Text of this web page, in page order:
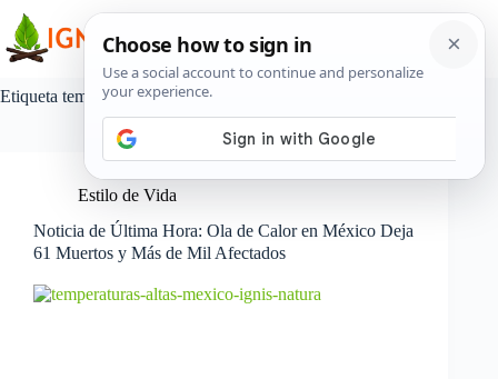
contenido
Etiqueta temperaturas altas en mexico
Estilo de Vida
Noticia de Última Hora: Ola de Calor en México Deja
61 Muertos y Más de Mil Afectados